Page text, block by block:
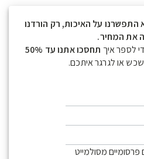
התפשרנו על האיכות, רק הורדנו
את המחיר.
לספר איך תחסכו אתנו עד 50%
או לגרגר איתכם.
מסולמייט